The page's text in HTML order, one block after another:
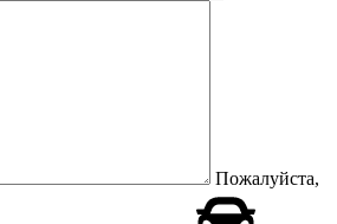
Пожалуйста,